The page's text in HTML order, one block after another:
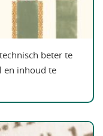
beter te
en inhoud te